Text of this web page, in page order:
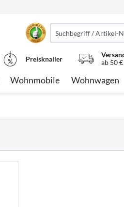
Preisknaller
ab 50
Wohnmobile Wohnwagen